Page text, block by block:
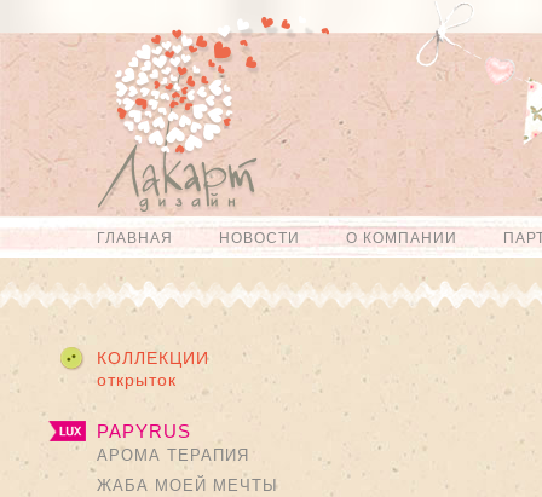
Перейти к
основному
содержанию
Skip to
navigation
Главное меню
ГЛАВНАЯ НОВОСТИ О КОМПАНИИ
КОЛЛЕКЦИИ
открыток
PAPYRUS
АРОМА ТЕРАПИЯ
ЖАБА МОЕЙ МЕЧТЫ
Страницы